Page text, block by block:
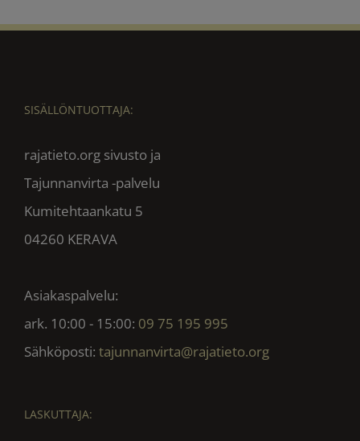
SISÄLLÖNTUOTTAJA:
rajatieto.org sivusto ja
Tajunnanvirta -palvelu
Kumitehtaankatu 5
04260 KERAVA
Asiakaspalvelu:
ark. 10:00 - 15:00: 09 75 195 995
Sähköposti: tajunnanvirta@rajatieto.org
LASKUTTAJA: